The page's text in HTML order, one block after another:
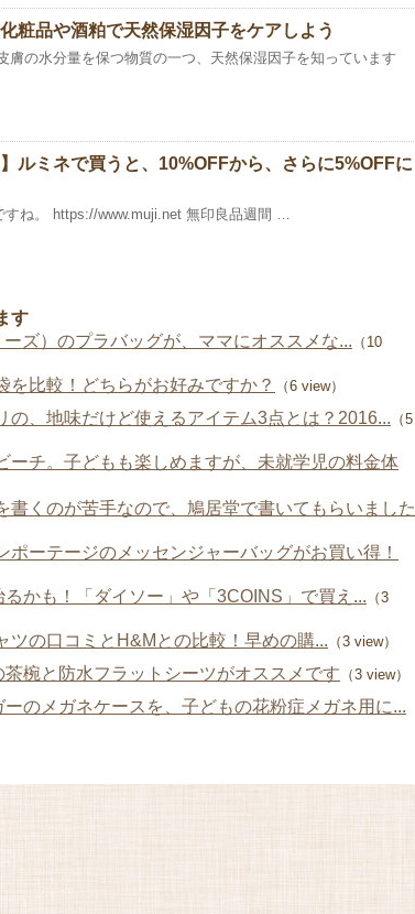
粧品や酒粕で天然保湿因子をケアしよう
膚の水分量を保つ物質の一つ、天然保湿因子を知っています
】ルミネで買うと、10%OFFから、さらに5%OFFに
すね。 https://www.muji.net 無印良品週間 …
す
ーズ）のプラバッグが、ママにオススメな... （10
を比較！どちらがお好みですか？ （6 view）
の、地味だけど使えるアイテム3点とは？2016... （5
ーチ。子どもも楽しめますが、未就学児の料金体
書くのが苦手なので、鳩居堂で書いてもらいました
ポーテージのメッセンジャーバッグがお買い得！
かも！「ダイソー」や「3COINS」で買え... （3
ツの口コミとH&Mとの比較！早めの購... （3 view）
茶椀と防水フラットシーツがオススメです （3 view）
のメガネケースを、子どもの花粉症メガネ用に...